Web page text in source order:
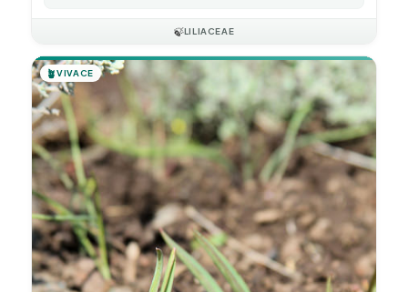
🍃LILIACEAE
🪴VIVACE